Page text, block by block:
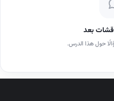
بعد
حول هذا الدرس.